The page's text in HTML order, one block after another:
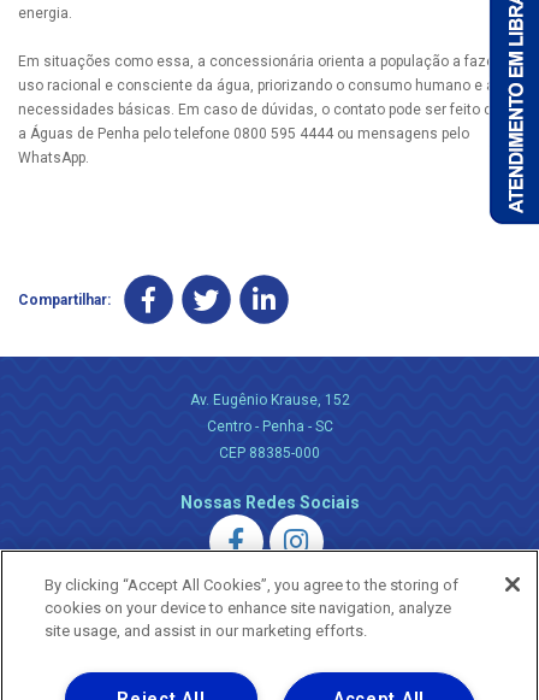
energia.
Em situações como essa, a concessionária orienta a população a fazer
uso racional e consciente da água, priorizando o consumo humano e as
necessidades básicas. Em caso de dúvidas, o contato pode ser feito com
a Águas de Penha pelo telefone 0800 595 4444 ou mensagens pelo
WhatsApp.
Compartilhar:
Av. Eugênio Krause, 152
Centro - Penha - SC
CEP 88385-000
Nossas Redes Sociais
Uma empresa
Copyright ® 2026 - Todos os Direitos Reservados.
By clicking “Accept All Cookies”, you agree to the storing of
cookies on your device to enhance site navigation, analyze
site usage, and assist in our marketing efforts.